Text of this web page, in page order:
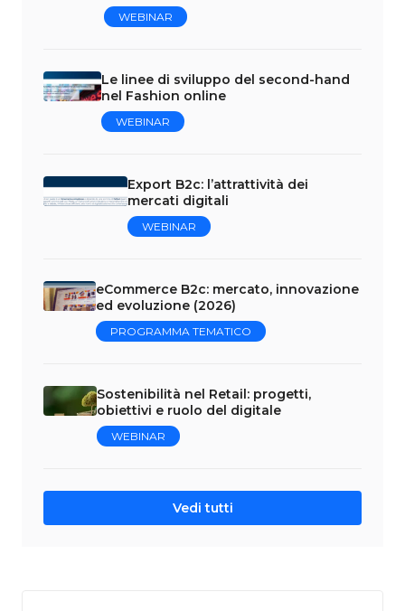
WEBINAR
Le linee di sviluppo del second-hand
nel Fashion online
WEBINAR
Export B2c: l’attrattività dei
mercati digitali
WEBINAR
eCommerce B2c: mercato, innovazione
ed evoluzione (2026)
PROGRAMMA TEMATICO
Sostenibilità nel Retail: progetti,
obiettivi e ruolo del digitale
WEBINAR
Vedi tutti